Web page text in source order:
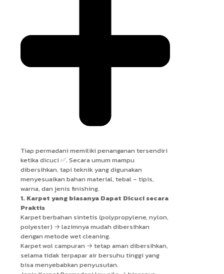
Tiap permadani memiliki penanganan tersendiri
ketika dicuci ✅. Secara umum mampu
dibersihkan, tapi teknik yang digunakan
menyesuaikan bahan material, tebal – tipis,
warna, dan jenis finishing.
1. Karpet yang biasanya Dapat Dicuci secara
Praktis
Karpet berbahan sintetis (polypropylene, nylon,
polyester) → lazimnya mudah dibersihkan
dengan metode wet cleaning.
Karpet wol campuran → tetap aman dibersihkan,
selama tidak terpapar air bersuhu tinggi yang
bisa menyebabkan penyusutan.